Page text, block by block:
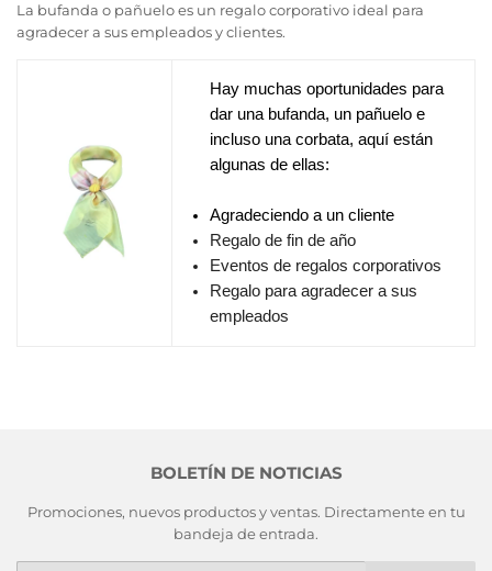
La bufanda o pañuelo es un regalo corporativo ideal para
agradecer a sus empleados y clientes.
Hay muchas oportunidades para
dar una bufanda, un pañuelo e
incluso una corbata, aquí están
algunas de ellas:
Agradeciendo a un cliente
Regalo de fin de año
Eventos de regalos corporativos
Regalo para agradecer a sus
empleados
BOLETÍN DE NOTICIAS
Promociones, nuevos productos y ventas. Directamente en tu
bandeja de entrada.